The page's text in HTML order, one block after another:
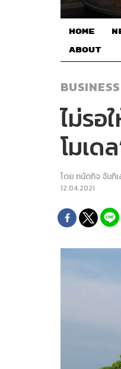
HOME
ABOUT
BUSINESS
ไม่รอ
โมเด
โดยถนัดกิจ จันกิ
12.04.2021